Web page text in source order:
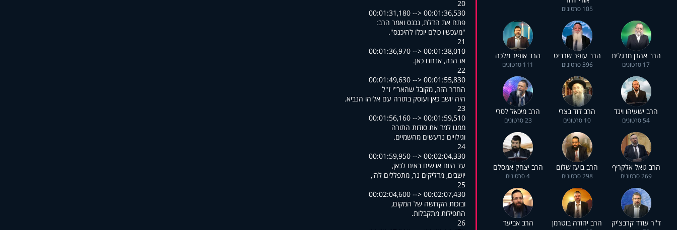
105 סרטונים
הרב אהרן מרגלית
17 סרטונים
הרב עופר שרביט
396 סרטונים
הרב אופיר מלכה
111 סרטונים
הרב ישעיהו וינד
54 סרטונים
הרב דוד בצרי
10 סרטונים
הרב מיכאל לסרי
23 סרטונים
הרב גואל אלקריף
269 סרטונים
הרב בועז שלום
298 סרטונים
הרב יצחק אמסלם
4 סרטונים
ד''ר עודד קרבצ'יק הרב יהודה בוטרמן
הרב אביעד
20
00:01:31,180 --> 00:01:36,530
:פתח את הדלת, נכנס ואמר הרב
."מעכשיו כולם יוכלו להיכנס"
21
00:01:36,970 --> 00:01:38,010
.אז הנה, אנחנו כאן
22
00:01:49,630 --> 00:01:55,830
החדר הזה, מקובל שהאר"י ז"ל
.היה יושב כאן ועוסק בתורה עם אליהו הנביא
23
00:01:56,160 --> 00:01:59,510
ממנו למד את סודות התורה
.וגילויים נרעשים מהשמיים
24
00:01:59,950 --> 00:02:04,330
,עד היום אנשים באים לכאן
,'יושבים, מדליקים נר, מתפללים לה
25
00:02:04,600 --> 00:02:07,430
,ובזכות הקדושה של המקום
.התפילות מתקבלות
26